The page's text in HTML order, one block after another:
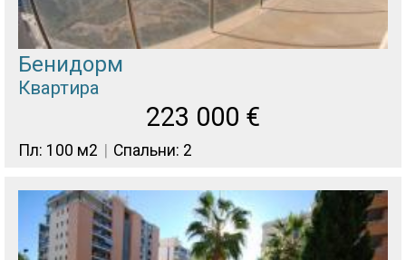
Бенидорм
Квартира
223 000 €
Пл: 100 м2 Спальни: 2